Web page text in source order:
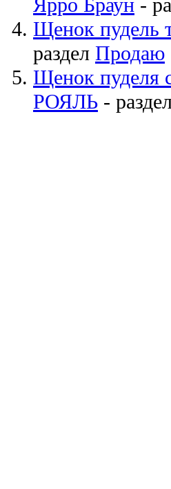
Щенок пудель
раздел Продаю
Щенок
РОЯЛЬ -